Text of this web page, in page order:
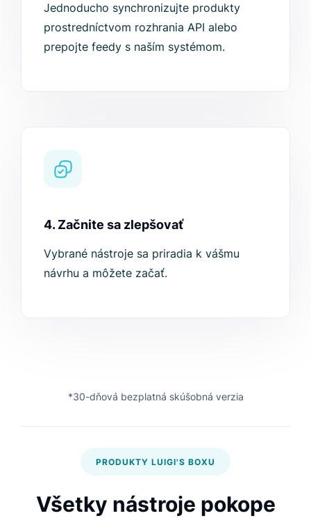
Jednoducho synchronizujte produkty
prostredníctvom rozhrania API alebo
prepojte feedy s naším systémom.
4. Začnite sa zlepšovať
Vybrané nástroje sa priradia k vášmu
návrhu a môžete začať.
*30-dňová bezplatná skúšobná verzia
PRODUKTY LUIGI'S BOXU
Všetky nástroje pokope